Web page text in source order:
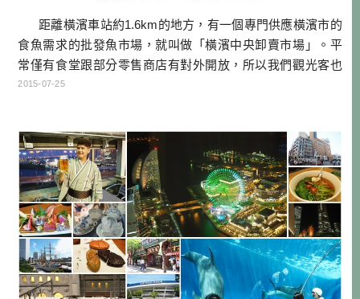
距離橫濱車站約1.6km的地方，有一個專門供應橫濱市的
食魚需求的批發魚市場，就叫做「橫濱中央卸賣市場」。平
常僅有食堂跟部分零售商店有對外開放，所以我們觀光客也
可以到這邊的食堂吃飯，因為都是給市場工作人員跟漁夫、
[…]…
2015-07-25